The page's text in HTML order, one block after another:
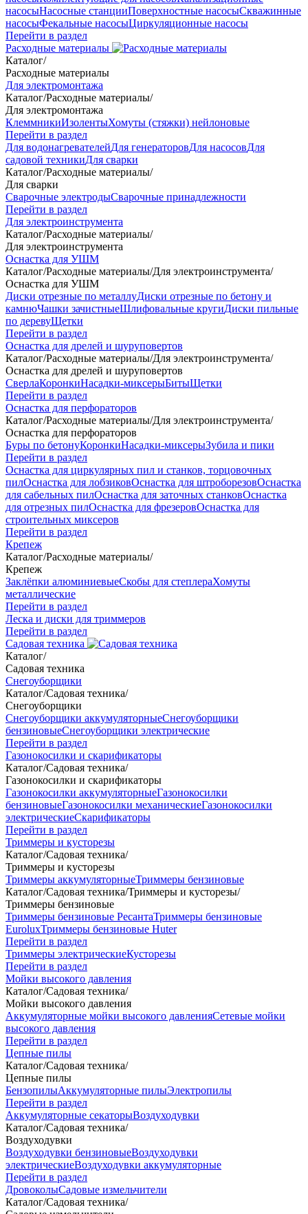
насосыНасосные станцииПоверхностные насосыСкважинные
насосыФекальные насосыЦиркуляционные насосы
Перейти в раздел
Расходные материалы
Каталог/
Расходные материалы
Для электромонтажа
Каталог/Расходные материалы/
Для электромонтажа
КлеммникиИзолентыХомуты (стяжки) нейлоновые
Перейти в раздел
Для водонагревателейДля генераторовДля насосовДля
садовой техникиДля сварки
Каталог/Расходные материалы/
Для сварки
Сварочные электродыСварочные принадлежности
Перейти в раздел
Для электроинструмента
Каталог/Расходные материалы/
Для электроинструмента
Оснастка для УШМ
Каталог/Расходные материалы/Для электроинструмента/
Оснастка для УШМ
Диски отрезные по металлуДиски отрезные по бетону и
камнюЧашки зачистныеШлифовальные кругиДиски пильные
по деревуЩетки
Перейти в раздел
Оснастка для дрелей и шуруповертов
Каталог/Расходные материалы/Для электроинструмента/
Оснастка для дрелей и шуруповертов
СверлаКоронкиНасадки-миксерыБитыЩетки
Перейти в раздел
Оснастка для перфораторов
Каталог/Расходные материалы/Для электроинструмента/
Оснастка для перфораторов
Буры по бетонуКоронкиНасадки-миксерыЗубила и пики
Перейти в раздел
Оснастка для циркулярных пил и станков, торцовочных
пилОснастка для лобзиковОснастка для штроборезовОснастка
для сабельных пилОснастка для заточных станковОснастка
для отрезных пилОснастка для фрезеровОснастка для
строительных миксеров
Перейти в раздел
Крепеж
Каталог/Расходные материалы/
Крепеж
Заклёпки алюминиевыеСкобы для степлераХомуты
металлические
Перейти в раздел
Леска и диски для триммеров
Перейти в раздел
Садовая техника
Каталог/
Садовая техника
Снегоуборщики
Каталог/Садовая техника/
Снегоуборщики
Снегоуборщики аккумуляторныеСнегоуборщики
бензиновыеСнегоуборщики электрические
Перейти в раздел
Газонокосилки и скарификаторы
Каталог/Садовая техника/
Газонокосилки и скарификаторы
Газонокосилки аккумуляторныеГазонокосилки
бензиновыеГазонокосилки механическиеГазонокосилки
электрическиеСкарификаторы
Перейти в раздел
Триммеры и кусторезы
Каталог/Садовая техника/
Триммеры и кусторезы
Триммеры аккумуляторныеТриммеры бензиновые
Каталог/Садовая техника/Триммеры и кусторезы/
Триммеры бензиновые
Триммеры бензиновые РесантаТриммеры бензиновые
EuroluxТриммеры бензиновые Huter
Перейти в раздел
Триммеры электрическиеКусторезы
Перейти в раздел
Мойки высокого давления
Каталог/Садовая техника/
Мойки высокого давления
Аккумуляторные мойки высокого давленияСетевые мойки
высокого давления
Перейти в раздел
Цепные пилы
Каталог/Садовая техника/
Цепные пилы
БензопилыАккумуляторные пилыЭлектропилы
Перейти в раздел
Аккумуляторные секаторыВоздуходувки
Каталог/Садовая техника/
Воздуходувки
Воздуходувки бензиновыеВоздуходувки
электрическиеВоздуходувки аккумуляторные
Перейти в раздел
ДровоколыСадовые измельчители
Каталог/Садовая техника/